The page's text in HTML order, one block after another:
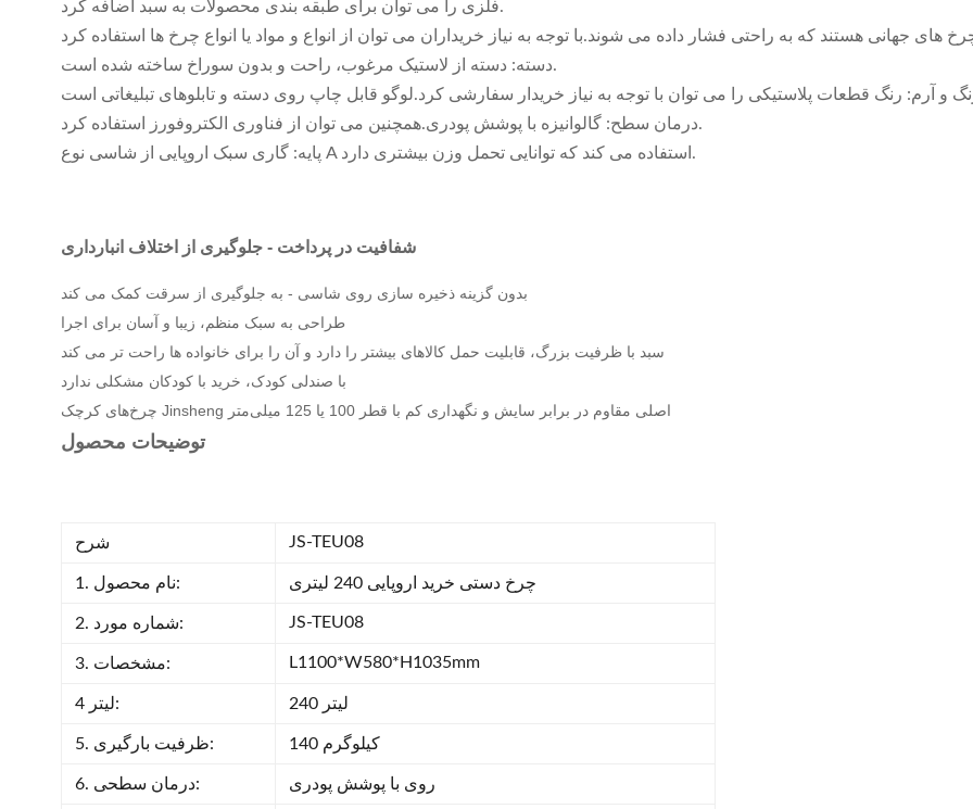
فلزی را می توان برای طبقه بندی محصولات به سبد اضافه کرد.
دسته: دسته از لاستیک مرغوب، راحت و بدون سوراخ ساخته شده است.
درمان سطح: گالوانیزه با پوشش پودری.همچنین می توان از فناوری الکتروفورز استفاده کرد.
پایه: گاری سبک اروپایی از شاسی نوع A استفاده می کند که توانایی تحمل وزن بیشتری دارد.
شفافیت در پرداخت - جلوگیری از اختلاف انبارداری
بدون گزینه ذخیره سازی روی شاسی - به جلوگیری از سرقت کمک می کند
طراحی به سبک منظم، زیبا و آسان برای اجرا
سبد با ظرفیت بزرگ، قابلیت حمل کالاهای بیشتر را دارد و آن را برای خانواده ها راحت تر می کند
با صندلی کودک، خرید با کودکان مشکلی ندارد
چرخ‌های کرچک Jinsheng اصلی مقاوم در برابر سایش و نگهداری کم با قطر 100 یا 125 میلی‌متر
توضیحات محصول
شرح JS-TEU08
1. نام محصول: چرخ دستی خرید اروپایی 240 لیتری
2. شماره مورد: JS-TEU08
3. مشخصات: L1100*W580*H1035mm
4 لیتر: 240 لیتر
5. ظرفیت بارگیری: 140 کیلوگرم
6. درمان سطحی: روی با پوشش پودری